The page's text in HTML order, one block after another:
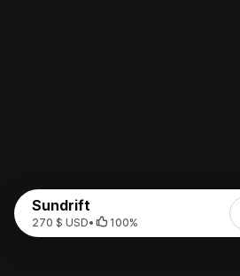
Sundrift
270 $ USD• 100%